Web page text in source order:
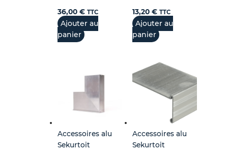
36,00 € TTC
Ajouter au
panier
13,20 € TTC
Ajouter au
panier
Accessoires alu
Sekurtoit
Accessoires alu
Sekurtoit